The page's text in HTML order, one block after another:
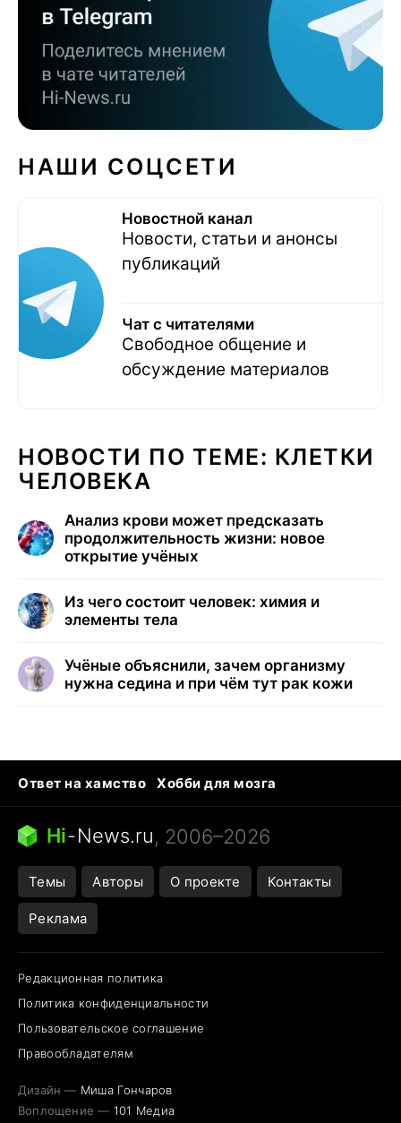
НАШИ СОЦСЕТИ
Новостной канал
Новости, статьи и анонсы
публикаций
Чат с читателями
Свободное общение и
обсуждение материалов
НОВОСТИ ПО ТЕМЕ: КЛЕТКИ
ЧЕЛОВЕКА
Анализ крови может предсказать
продолжительность жизни: новое
открытие учёных
Из чего состоит человек: химия и
элементы тела
Учёные объяснили, зачем организму
нужна седина и при чём тут рак кожи
Ответ на хамство
Хобби для мозга
Бензин 100 vs 95
Тунцы в океанариуме
Следующая пандемия
Hi-News.ru, 2006–2026
Темы Авторы О проекте Контакты
Реклама
Редакционная политика
Политика конфиденциальности
Пользовательское соглашение
Правообладателям
Дизайн — Миша Гончаров
Воплощение — 101 Медиа